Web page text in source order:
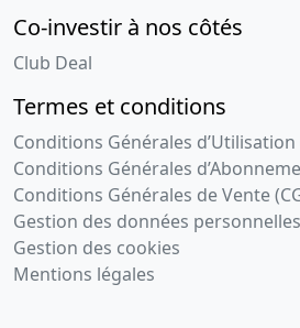
Privilèges sécurité sociale,
complémentaires
Montant :37 872 EUR
Date de fin :09-07-2027
Créancier :URSSAF PROVENCE
20 Av Viton 13299 Marseille 3e
20
Adresse du créancier :
Co-investir à nos côtés
Club Deal
Termes et conditions
Conditions Générales d’Utilisation
Conditions Générales
Conditions Générales de Vente
Gestion des données personnelles
Gestion des cookies
Mentions légales